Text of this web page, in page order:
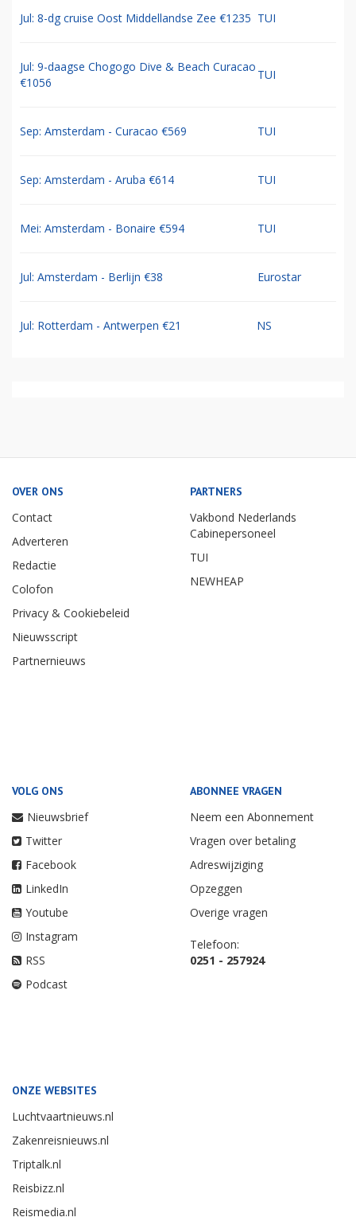
Jul: 8-dg cruise Oost Middellandse Zee €1235 TUI
Jul: 9-daagse Chogogo Dive & Beach Curacao
€1056
TUI
Sep: Amsterdam - Curacao €569 TUI
Sep: Amsterdam - Aruba €614 TUI
Mei: Amsterdam - Bonaire €594 TUI
Jul: Amsterdam - Berlijn €38 Eurostar
Jul: Rotterdam - Antwerpen €21 NS
OVER ONS
Contact
Adverteren
Redactie
Colofon
Privacy & Cookiebeleid
Nieuwsscript
Partnernieuws
PARTNERS
Vakbond Nederlands
Cabinepersoneel
TUI
NEWHEAP
VOLG ONS
Nieuwsbrief
Twitter
Facebook
LinkedIn
Youtube
Instagram
RSS
Podcast
ABONNEE VRAGEN
Neem een Abonnement
Vragen over betaling
Adreswijziging
Opzeggen
Overige vragen
Telefoon:
0251 - 257924
ONZE WEBSITES
Luchtvaartnieuws.nl
Zakenreisnieuws.nl
Triptalk.nl
Reisbizz.nl
Reismedia.nl